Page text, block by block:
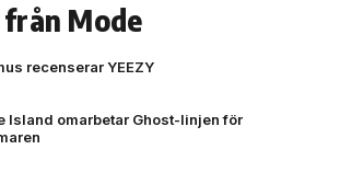
Mode
recenserar YEEZY
Island omarbetar Ghost-linjen för